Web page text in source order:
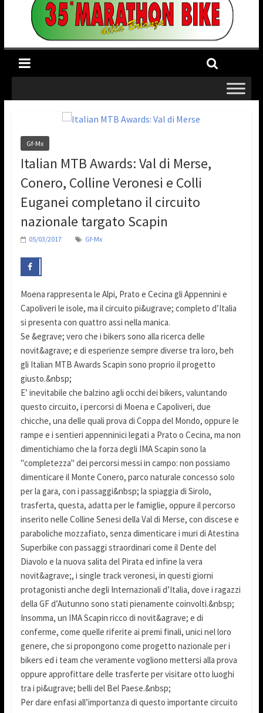
Gf-Mx
Italian MTB Awards: Val di Merse,
Conero, Colline Veronesi e Colli
Euganei completano il circuito
nazionale targato Scapin
05/03/2017 Gf-Mx
Moena rappresenta le Alpi, Prato e Cecina gli Appennini e
Capoliveri le isole, ma il circuito pi&ugrave; completo d’Italia
si presenta con quattro assi nella manica.
Se &egrave; vero che i bikers sono alla ricerca delle
novit&agrave; e di esperienze sempre diverse tra loro, beh
gli Italian MTB Awards Scapin sono proprio il progetto
giusto.&nbsp;
E’ inevitabile che balzino agli occhi dei bikers, valuntando
questo circuito, i percorsi di Moena e Capoliveri, due
chicche, una delle quali prova di Coppa del Mondo, oppure le
rampe e i sentieri appenninici legati a Prato o Cecina, ma non
dimentichiamo che la forza degli IMA Scapin sono la
"completezza" dei percorsi messi in campo: non possiamo
dimenticare il Monte Conero, parco naturale concesso solo
per la gara, con i passaggi&nbsp; la spiaggia di Sirolo,
trasferta, questa, adatta per le famiglie, oppure il percorso
inserito nelle Colline Senesi della Val di Merse, con discese e
paraboliche mozzafiato, senza dimenticare i muri di Atestina
Superbike con passaggi straordinari come il Dente del
Diavolo e la nuova salita del Pirata ed infine la vera
novit&agrave;, i single track veronesi, in questi giorni
protagonisti anche degli Internazionali d’Italia, dove i ragazzi
della GF d’Autunno sono stati pienamente coinvolti.&nbsp;
Insomma, un IMA Scapin ricco di novit&agrave; e di
conferme, come quelle riferite ai premi finali, unici nel loro
genere, che si propongono come progetto nazionale per i
bikers ed i team che veramente vogliono mettersi alla prova
oppure approfittare delle trasferte per visitare otto luoghi
tra i pi&ugrave; belli del Bel Paese.&nbsp;
Per dare enfasi all’importanza di questo importante circuito